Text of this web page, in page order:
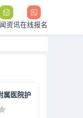
资讯在线报名
属医院护